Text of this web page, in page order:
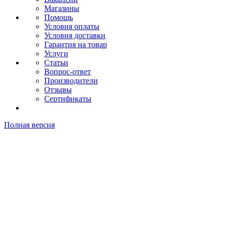
Магазины
Помощь
Условия оплаты
Условия доставки
Гарантия на товар
Услуги
Статьи
Вопрос-ответ
Производители
Отзывы
Сертификаты
Полная версия